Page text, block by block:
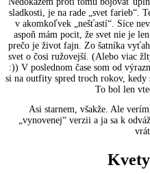
sladkosti, je na rade „svet farieb“.
v akomkoľvek „nešťastí“. Síce
aspoň mám pocit, že svet nie je
prečo je život fajn. Zo šatníka
svet o čosi ružovejší. (Alebo viac
:)) V poslednom čase som od
si na outfity spred troch rokov, kedy
To bol len
Asi starnem, všakže. Ale
„vynovenej“ verzii a ja sa k